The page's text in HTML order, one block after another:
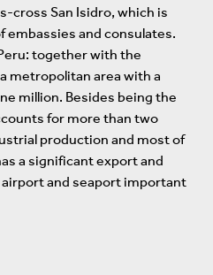
cross San Isidro, which is
embassies and consulates.
together with the
metropolitan area with a
million. Besides being the
for more than two
production and most of
a significant export and
and seaport important